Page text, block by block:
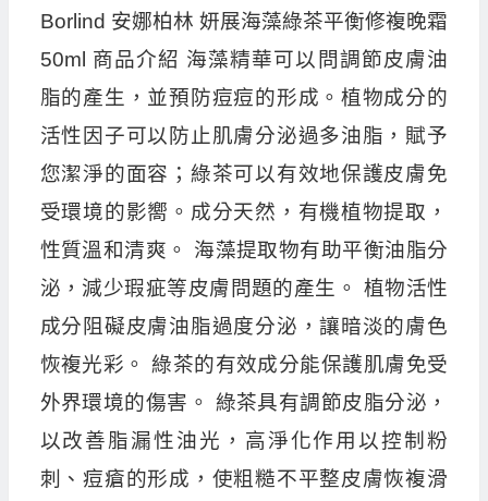
Borlind 安娜柏林 妍展海藻綠茶平衡修複晚霜
50ml 商品介紹 海藻精華可以問調節皮膚油
脂的產生，並預防痘痘的形成。植物成分的
活性因子可以防止肌膚分泌過多油脂，賦予
您潔淨的面容；綠茶可以有效地保護皮膚免
受環境的影嚮。成分天然，有機植物提取，
性質溫和清爽。 海藻提取物有助平衡油脂分
泌，減少瑕疵等皮膚問題的產生。 植物活性
成分阻礙皮膚油脂過度分泌，讓暗淡的膚色
恢複光彩。 綠茶的有效成分能保護肌膚免受
外界環境的傷害。 綠茶具有調節皮脂分泌，
以改善脂漏性油光，高淨化作用以控制粉
刺、痘瘡的形成，使粗糙不平整皮膚恢複滑